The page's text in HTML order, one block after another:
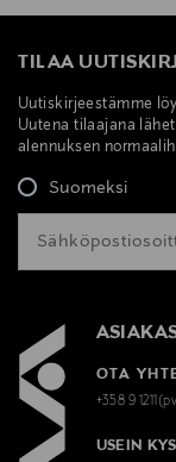
TILAA
Uutiskirjeestämme
Uutena tilaajana
alennuksen
Suomeksi
OTA
+358 9
USEIN